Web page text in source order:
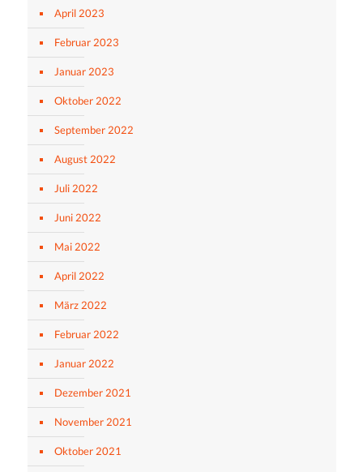
April 2023
Februar 2023
Januar 2023
Oktober 2022
September 2022
August 2022
Juli 2022
Juni 2022
Mai 2022
April 2022
März 2022
Februar 2022
Januar 2022
Dezember 2021
November 2021
Oktober 2021